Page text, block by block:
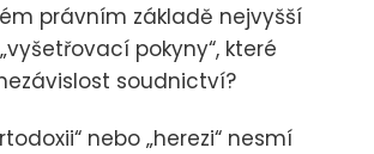
právním základě nejvyšší
pokyny“, které
soudnictví?
nebo „herezi“ nesmí